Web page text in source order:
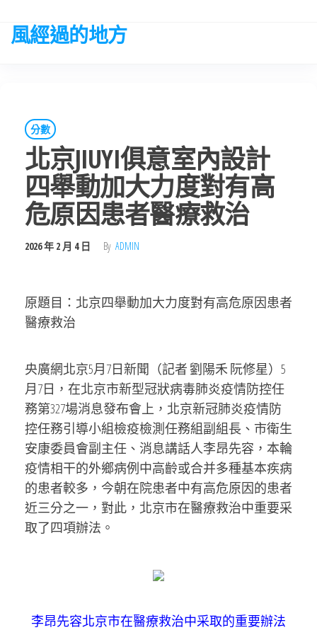
the
風經過的地方
分數
北京JIUYI俱意室內設計
四舉動加大力度對有高
危原因患者醫療救治
2026 年 2 月 4 日 By ADMIN
原題目：北京四舉動加大力度對有高危原因患者
醫療救治
央廣網北京5月7日新聞（記者 劉陽禾 阮修星）5
月7日，在北京市新型冠狀病毒肺炎疫情防控任
務第327場消息發布會上，北京新冠肺炎疫情防
控任務引導小組檢疫檢測任務組副組長、市衛生
安康委員會副主任、消息講話人李昂先容，本輪
疫情相干的外鄉病例中高齡或合并多種基本疾病
的患者較多，今朝在院患者中有高危原因的患者
近三分之一，對此，北京市在醫療救治中重要采
取了四項辦法。
李昂先容北京市在醫療救治中采取的重要辦法